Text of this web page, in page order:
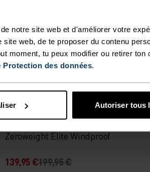
notre site web et d'améliorer votre
web, de te proposer du contenu
moment, tu peux modifier ou retirer ton
Protection des données.
Autoriser tous
-30 %
Pantalon de ski de fond
Zeroweight Elite Windproof
139,95 €199,95 €